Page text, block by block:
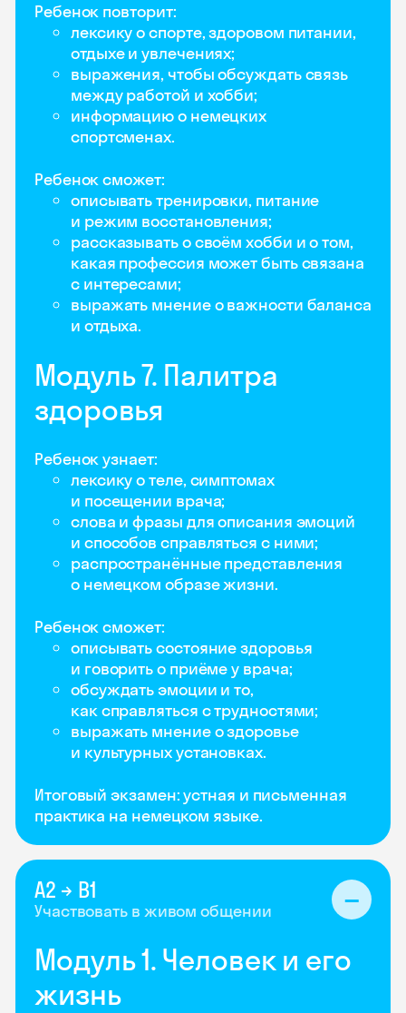
Ребенок повторит:
лексику о спорте, здоровом питании,
отдыхе и увлечениях;
выражения, чтобы обсуждать связь
между работой и хобби;
информацию о немецких
спортсменах.
Ребенок сможет:
описывать тренировки, питание
и режим восстановления;
рассказывать о своём хобби и о том,
какая профессия может быть связана
с интересами;
выражать мнение о важности баланса
и отдыха.
Модуль 7. Палитра
здоровья
Ребенок узнает:
лексику о теле, симптомах
и посещении врача;
слова и фразы для описания эмоций
и способов справляться с ними;
распространённые представления
о немецком образе жизни.
Ребенок сможет:
описывать состояние здоровья
и говорить о приёме у врача;
обсуждать эмоции и то,
как справляться с трудностями;
выражать мнение о здоровье
и культурных установках.
Итоговый экзамен: устная и письменная
практика на немецком языке.
А2 → B1
Участвовать в живом общении
Модуль 1. Человек и его
жизнь